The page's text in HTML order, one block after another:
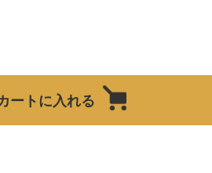
ートに入れる